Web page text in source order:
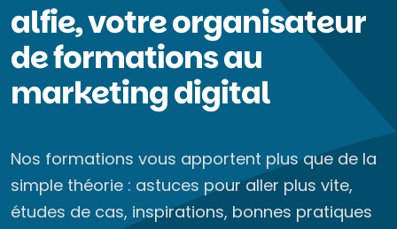
alfie, votre organisateur
de formations au
marketing digital
Nos formations vous apportent plus que de la
simple théorie : astuces pour aller plus vite,
études de cas, inspirations, bonnes pratiques